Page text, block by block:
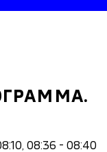
08:36 - 08:40